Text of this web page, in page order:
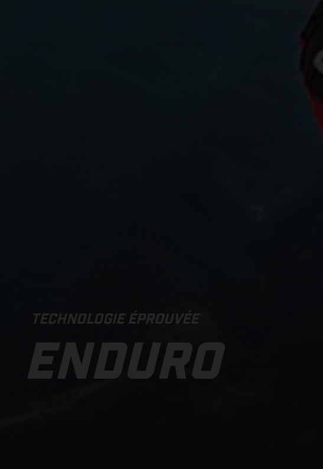
TECHNOLOGIE ÉPROUVÉE
ENDURO